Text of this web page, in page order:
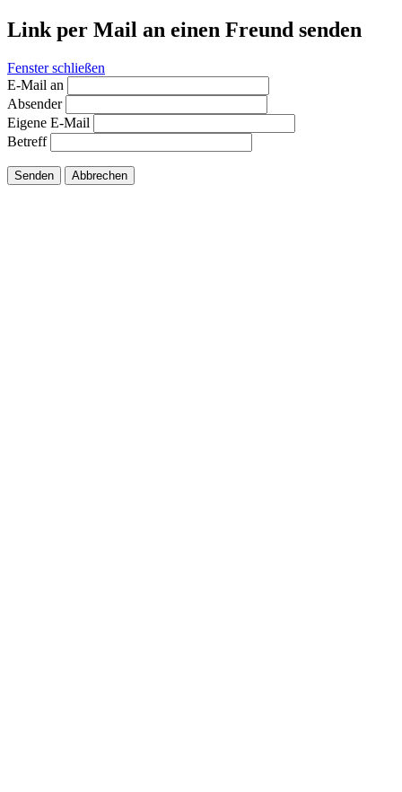
Link per Mail an einen Freund senden
Fenster schließen
E-Mail an
Absender
Eigene E-Mail
Betreff
Senden Abbrechen